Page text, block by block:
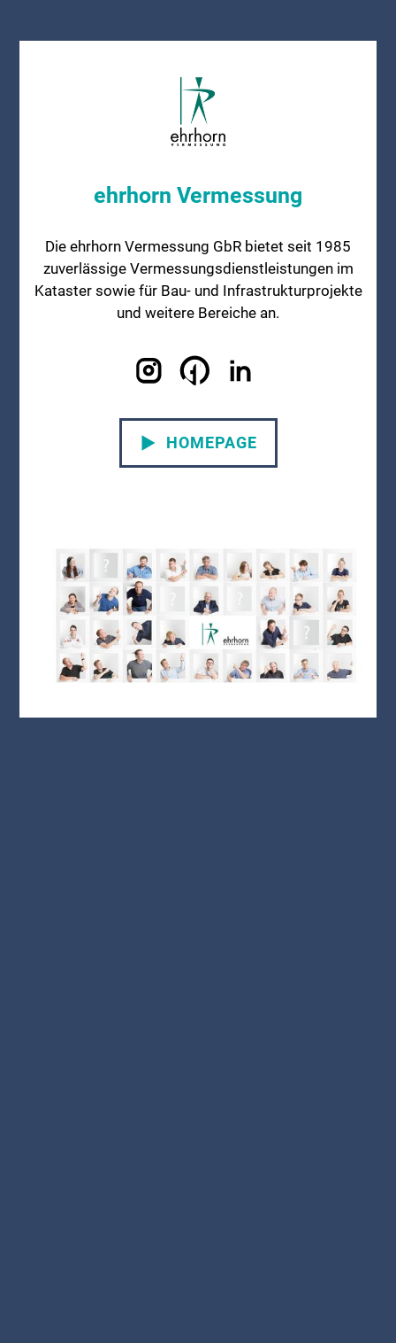
ehrhorn Vermessung
Die ehrhorn Vermessung GbR bietet seit 1985
zuverlässige Vermessungsdienstleistungen im
Kataster sowie für Bau- und Infrastrukturprojekte
und weitere Bereiche an.
HOMEPAGE